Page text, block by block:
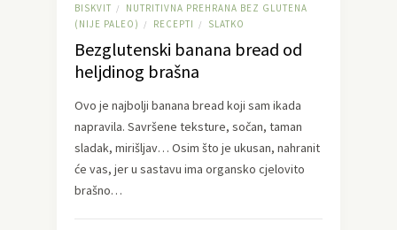
BISKVIT /
NUTRITIVNA PREHRANA BEZ GLUTENA
(NIJE PALEO)
/ RECEPTI / SLATKO
Bezglutenski banana bread od
heljdinog brašna
Ovo je najbolji banana bread koji sam ikada
napravila. Savršene teksture, sočan, taman
sladak, mirišljav… Osim što je ukusan, nahranit
će vas, jer u sastavu ima organsko cjelovito
brašno…